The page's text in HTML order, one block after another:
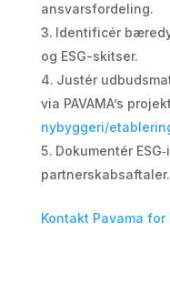
ansvarsfordeling.
Identificér
og ESG-skitser.
Justér
via PAVAMA’s
nybyggeri/
Dokumentér
partnerskabsaftaler.
Kontakt Pavama